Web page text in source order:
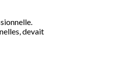
devait